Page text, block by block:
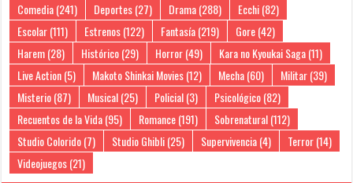
Comedia(241) Deportes(27) Drama(288) Ecchi(82)
Escolar(111) Estrenos(122) Fantasía(219) Gore(42)
Harem(28) Histórico(29) Horror(49) Kara no Kyoukai Saga(11)
Live Action(5) Makoto Shinkai Movies(12) Mecha(60) Militar(39)
Misterio(87) Musical(25) Policial(3) Psicológico(82)
Recuentos de la Vida(95) Romance(191) Sobrenatural(112)
Studio Colorido(7) Studio Ghibli(25) Supervivencia(4) Terror(14)
Videojuegos(21)